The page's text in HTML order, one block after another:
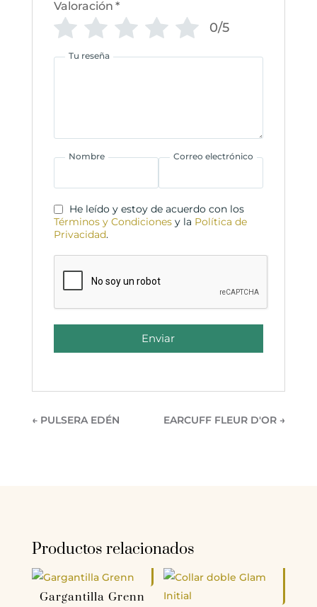
Valoración *
0/5
Tu reseña
Nombre Correo electrónico
He leído y estoy de acuerdo con los
Términos y Condicionesy la Política de
Privacidad.
Enviar
← PULSERA EDÉN EARCUFF FLEUR D'OR →
Productos relacionados
Gargantilla Grenn